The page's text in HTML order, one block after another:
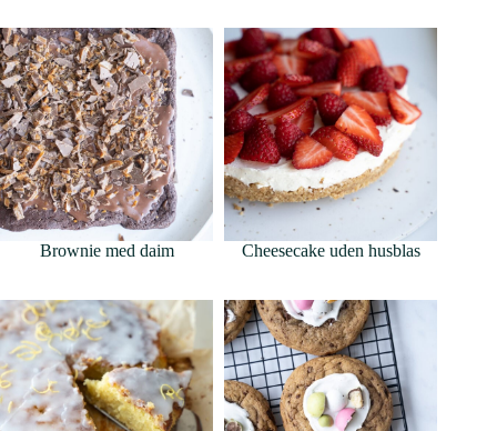
Brownie med daim Cheesecake uden husblas